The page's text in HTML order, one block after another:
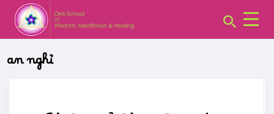
content
Search
an nghỉ
CHUYÊN
MỤC: